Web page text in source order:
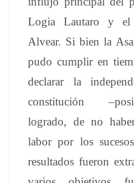
Logia Lautaro y el
Alvear. Si bien la
pudo cumplir en
declarar la
constitución
logrado, de no
labor por los
resultados fueron